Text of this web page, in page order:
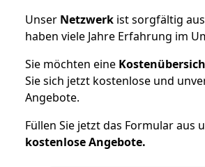
Unser Netzwerk ist sorgfältig
haben viele Jahre Erfahrung im
Sie möchten eine
Sie sich jetzt kostenlose und
Angebote.
Füllen Sie jetzt das Formular aus
kostenloseAngebote.